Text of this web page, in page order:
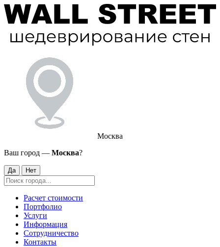
Москва
Ваш город — Москва?
Да Нет
Расчет стоимости
Портфолио
Услуги
Информация
Сотрудничество
Контакты